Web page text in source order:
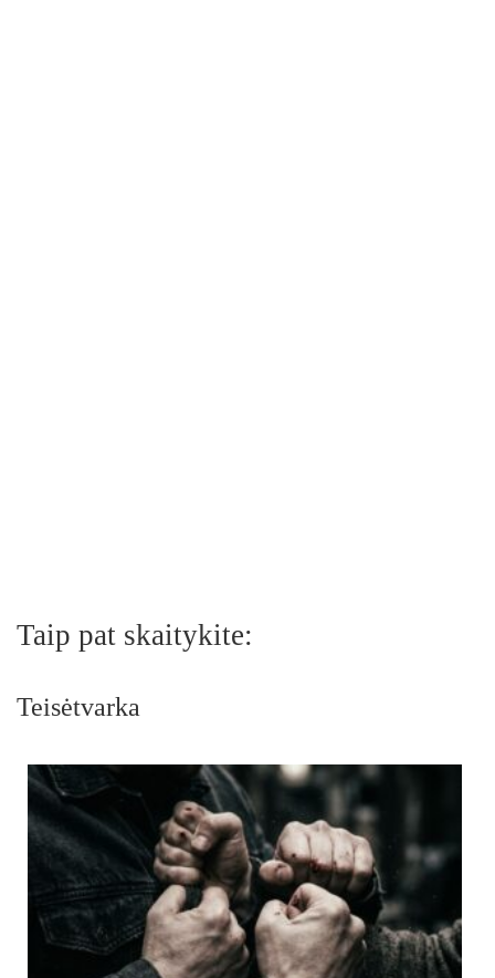
Taip pat skaitykite:
Teisėtvarka